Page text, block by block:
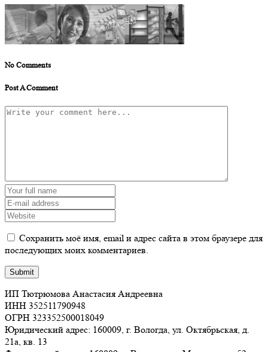
No Comments
Post A Comment
Сохранить моё имя, email и адрес сайта в этом браузере для
последующих моих комментариев.
ИП Тютрюмова Анастасия Андреевна
ИНН 352511790948
ОГРН 323352500018049
Юридический адрес: 160009, г. Вологда, ул. Октябрьская, д.
21а, кв. 13